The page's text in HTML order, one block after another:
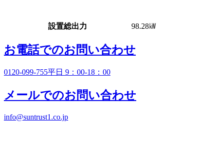
設置総出力 98.28㎾
お電話でのお問い合わせ
0120-099-755平日 9：00-18：00
メールでのお問い合わせ
info@suntrust1.co.jp